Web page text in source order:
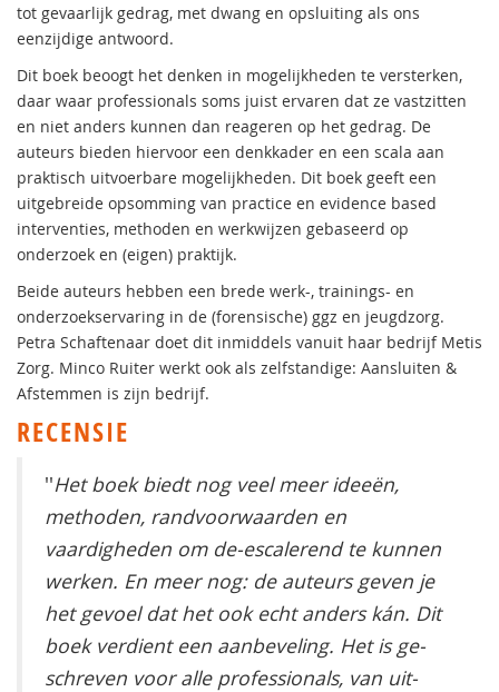
tot gevaarlijk gedrag, met dwang en opsluiting als ons
eenzijdige antwoord.
Dit boek beoogt het denken in mogelijkheden te versterken,
daar waar professionals soms juist ervaren dat ze vastzitten
en niet anders kunnen dan reageren op het gedrag. De
auteurs bieden hiervoor een denkkader en een scala aan
praktisch uitvoerbare mogelijkheden. Dit boek geeft een
uitgebreide opsomming van practice en evidence based
interventies, methoden en werkwijzen gebaseerd op
onderzoek en (eigen) praktijk.
Beide auteurs hebben een brede werk-, trainings- en
onderzoekservaring in de (forensische) ggz en jeugdzorg.
Petra Schaftenaar doet dit inmiddels vanuit haar bedrijf Metis
Zorg. Minco Ruiter werkt ook als zelfstandige: Aansluiten &
Afstemmen is zijn bedrijf.
RECENSIE
''Het boek biedt nog veel meer ideeën,
methoden, randvoorwaarden en
vaardigheden om de-escalerend te kunnen
wer­ken. En meer nog: de auteurs geven je
het gevoel dat het ook echt anders kán. Dit
boek verdient een aanbeveling. Het is ge­
schreven voor alle professionals, van uit­